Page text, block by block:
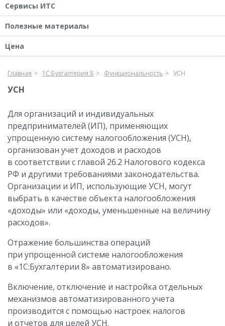
Сервисы ИТС
Полезные материалы
Цена
Главная 1С:Бухгалтерия 8 Функциональность УСН
УСН
Для организаций и индивидуальных
предпринимателей (ИП), применяющих
упрощенную систему налогообложения (УСН),
организован учет доходов и расходов
в соответствии с главой 26.2 Налогового кодекса
РФ и другими требованиями законодательства.
Организации и ИП, использующие УСН, могут
выбрать в качестве объекта налогообложения
«доходы» или «доходы, уменьшенные на величину
расходов».
Отражение большинства операций
при упрощенной системе налогообложения
в «1C:Бухгалтерии 8» автоматизировано.
Включение, отключение и настройка отдельных
механизмов автоматизированного учета
производится с помощью настроек налогов
и отчетов для целей УСН.